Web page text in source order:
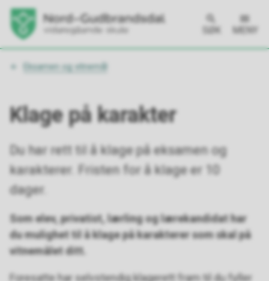
SØK MENY
Du
Eksamen og vitnemål
Klage på karakter
Du har rett til å klage på eksamen og
karakterer. Fristen for å klage er 10
dager.
Som elev, privatist, lærling og lærekandidat har
du mulighet til å klage på karakterer som skal på
vitnemålet ditt.
Foresatte har selvstendig klagerett fram til du fyller